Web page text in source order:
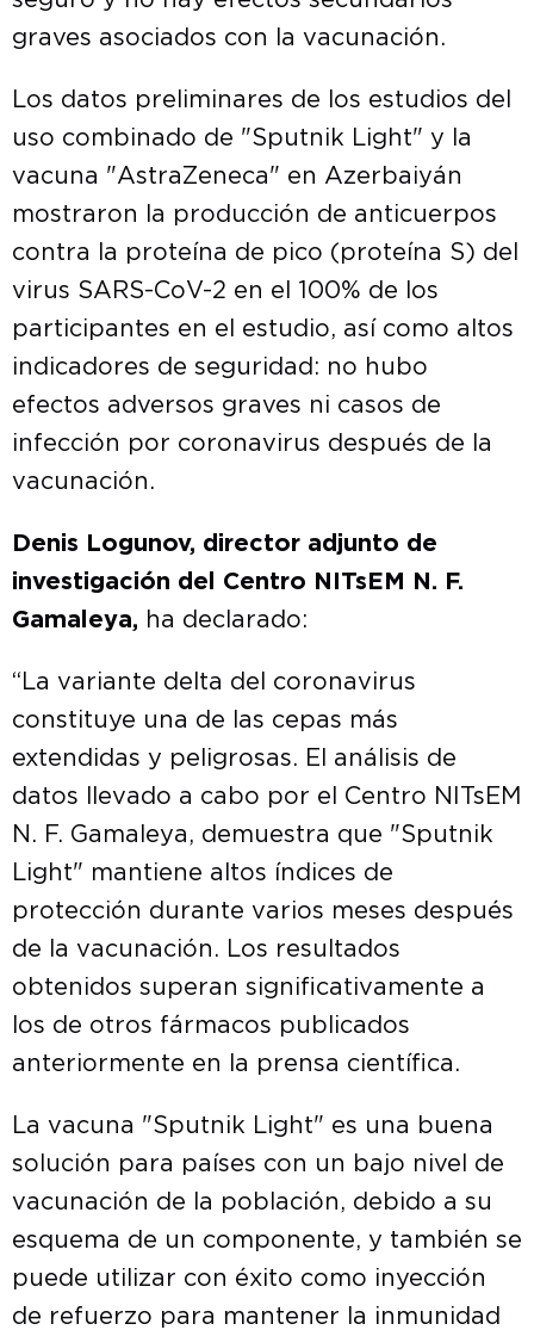
graves asociados con la vacunación.
Los datos preliminares de los estudios del
uso combinado de "Sputnik Light" y la
vacuna "AstraZeneca" en Azerbaiyán
mostraron la producción de anticuerpos
contra la proteína de pico (proteína S) del
virus SARS-CoV-2 en el 100% de los
participantes en el estudio, así como altos
indicadores de seguridad: no hubo
efectos adversos graves ni casos de
infección por coronavirus después de la
vacunación.
Denis Logunov, director adjunto de
investigación del Centro NITsEM N. F.
Gamaleya, ha declarado:
“La variante delta del coronavirus
constituye una de las cepas más
extendidas y peligrosas. El análisis de
datos llevado a cabo por el Centro NITsEM
N. F. Gamaleya, demuestra que "Sputnik
Light" mantiene altos índices de
protección durante varios meses después
de la vacunación. Los resultados
obtenidos superan significativamente a
los de otros fármacos publicados
anteriormente en la prensa científica.
La vacuna "Sputnik Light" es una buena
solución para países con un bajo nivel de
vacunación de la población, debido a su
esquema de un componente, y también se
puede utilizar con éxito como inyección
de refuerzo para mantener la inmunidad